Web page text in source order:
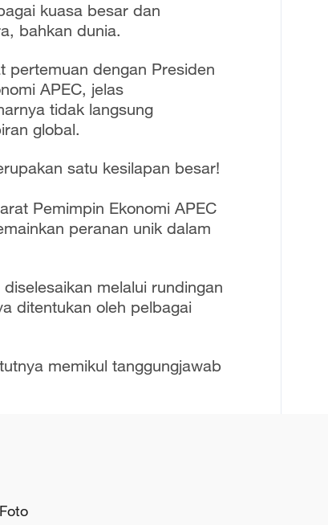
kuasa besar dan
bahkan dunia.
pertemuan dengan Presiden
APEC, jelas
tidak langsung
global.
satu kesilapan besar!
Pemimpin Ekonomi APEC
peranan unik dalam
melalui rundingan
ditentukan oleh pelbagai
memikul tanggungjawab
Foto